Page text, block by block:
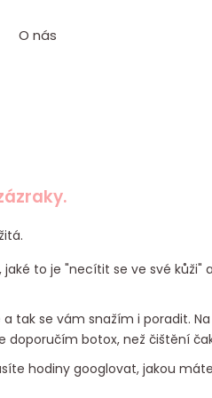
O nás
to je "necítit se ve své kůži"
tak se vám snažím i poradit.
doporučím botox, než čištění
hodiny googlovat, jakou